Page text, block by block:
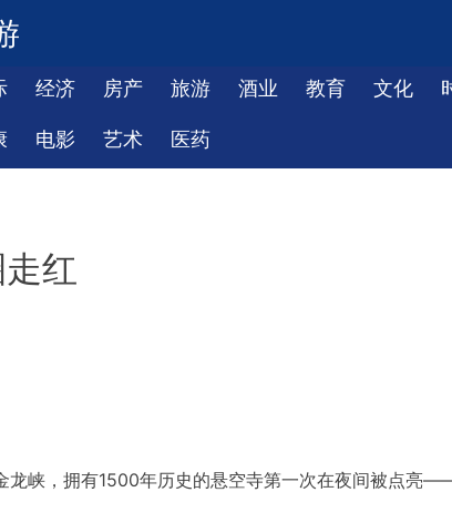
经济 房产 旅游 酒业 教育 文化
电影 艺术 医药
红
龙峡，拥有1500年历史的悬空寺第一次在夜间被点亮